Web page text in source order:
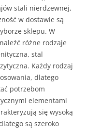
stali nierdzewnej,
w dostawie są
sklepu. W
różne rodzaje
stal
Każdy rodzaj
dlatego
potrzebom
elementami
się wysoką
są szeroko